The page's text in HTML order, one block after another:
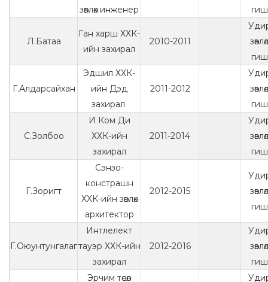
зөвлөх инженер
Л.Батаа
Ган харш ХХК-
ийн захирал
2010-2011
Г.Алдарсайхан
Эдшил ХХК-
ийн Дэд
захирал
2011-2012
С.Золбоо
И Ком Ди
ХХК-ийн
захирал
2011-2014
Г.Зоригт
Сэнзо-
констрашн
ХХК-ийн зөвлөх
архитектор
2012-2015
Г.Оюунтунгалаг
Интлелект
тауэр ХХК-ийн
захирал
2012-2016
Эрчим төсөл